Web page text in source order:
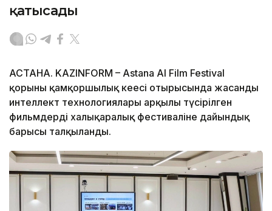
қатысады
АСТАНА. KAZINFORM – Astana AI Film Festival
қорының қамқоршылық кеңесі отырысында жасанды
интеллект технологиялары арқылы түсірілген
фильмдердің халықаралық фестиваліне дайындық
барысы талқыланды.